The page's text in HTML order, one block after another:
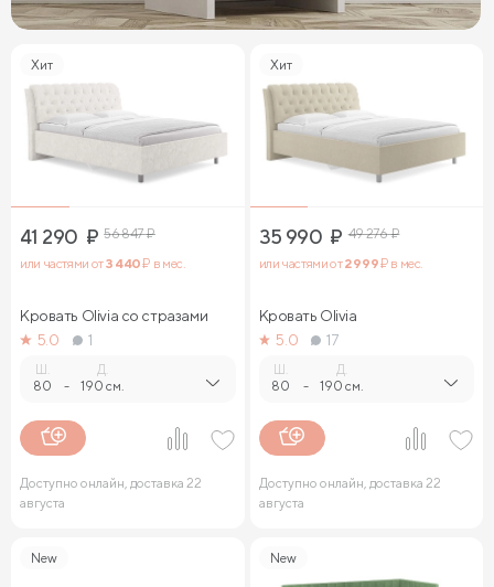
Хит
41 290 ₽ 56 847₽
или частями от3 440₽ в мес.
Кровать Olivia со стразами
5.0
1
80 -
Д.
190 см.
Доступно онлайн, доставка 22
августа
Хит
35 990 ₽ 49 276₽
или частями от2 999₽ в мес.
Кровать Olivia
5.0
17
80 -
Д.
190 см.
Доступно онлайн, доставка 22
августа
New New